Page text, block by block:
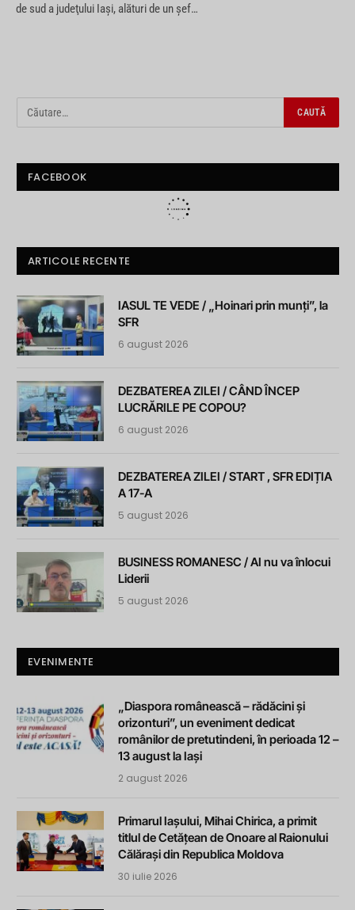
de sud a judeţului Iaşi, alături de un şef…
FACEBOOK
ARTICOLE RECENTE
IASUL TE VEDE / „Hoinari prin munți”, la
SFR
6 august 2026
DEZBATEREA ZILEI / CÂND ÎNCEP
LUCRĂRILE PE COPOU?
6 august 2026
DEZBATEREA ZILEI / START , SFR EDIȚIA
A 17-A
5 august 2026
BUSINESS ROMANESC / AI nu va înlocui
Liderii
5 august 2026
EVENIMENTE
„Diaspora românească – rădăcini și
orizonturi”, un eveniment dedicat
românilor de pretutindeni, în perioada 12 –
13 august la Iași
2 august 2026
Primarul Iașului, Mihai Chirica, a primit
titlul de Cetățean de Onoare al Raionului
Călărași din Republica Moldova
30 iulie 2026